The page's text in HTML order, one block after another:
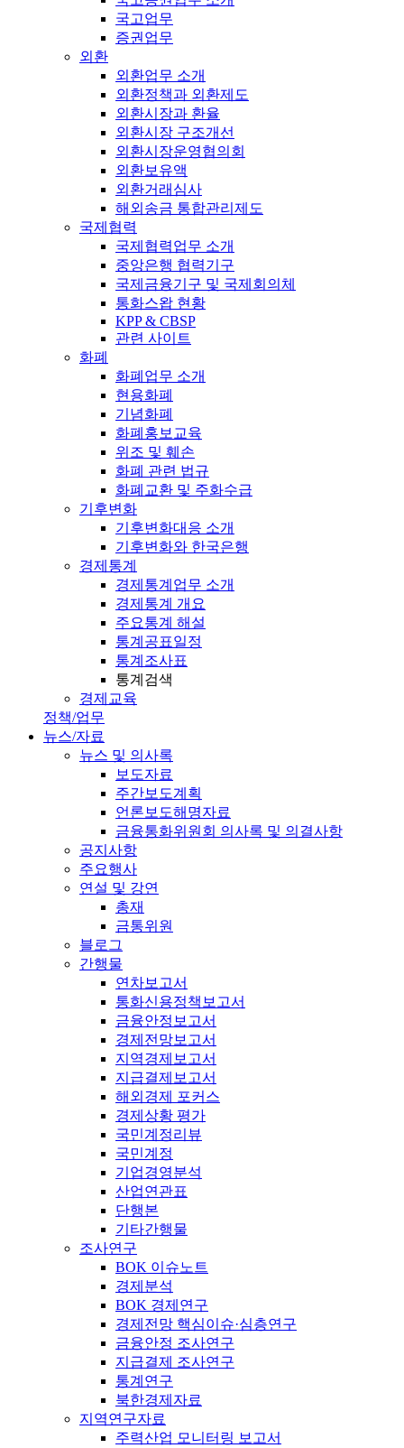
국고업무
증권업무
외환
외환업무 소개
외환정책과 외환제도
외환시장과 환율
외환시장 구조개선
외환시장운영협의회
외환보유액
외환거래심사
해외송금 통합관리제도
국제협력
국제협력업무 소개
중앙은행 협력기구
국제금융기구 및 국제회의체
통화스왑 현황
KPP & CBSP
관련 사이트
화폐
화폐업무 소개
현용화폐
기념화폐
화폐홍보교육
위조 및 훼손
화폐 관련 법규
화폐교환 및 주화수급
기후변화
기후변화대응 소개
기후변화와 한국은행
경제통계
경제통계업무 소개
경제통계 개요
주요통계 해설
통계공표일정
통계조사표
통계검색
경제교육
정책/업무
뉴스/자료
뉴스 및 의사록
보도자료
주간보도계획
언론보도해명자료
금융통화위원회 의사록 및 의결사항
공지사항
주요행사
연설 및 강연
총재
금통위원
블로그
간행물
연차보고서
통화신용정책보고서
금융안정보고서
경제전망보고서
지역경제보고서
지급결제보고서
해외경제 포커스
경제상황 평가
국민계정리뷰
국민계정
기업경영분석
산업연관표
단행본
기타간행물
조사연구
BOK 이슈노트
경제분석
BOK 경제연구
경제전망 핵심이슈·심층연구
금융안정 조사연구
지급결제 조사연구
통계연구
북한경제자료
지역연구자료
주력산업 모니터링 보고서